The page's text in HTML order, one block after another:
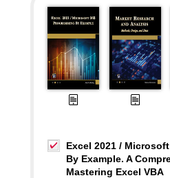
Excel 2021 /
By Example. A
Mastering Excel VBA